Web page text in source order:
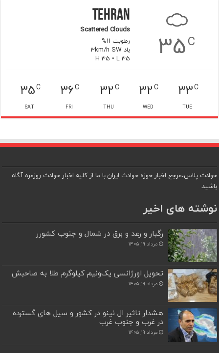
35C
Tehran
Scattered Clouds
رطوبت 11%
باد 3km/h SW
H 35 • L 35
33C
TUE
32C
WED
32C
THU
36C
FRI
35C
SAT
حوادث پلاس،مرجع اخبار حوزه حوادث ایران.با ما از کلیه اخبار حوادث روزمره آگاه
باشید.
نوشته های اخیر
رگبار و رعد و برق در شمال و جنوب کشورر
مرداد ۱۹, ۱۴۰۵
تحویل اورژانسی یک‌ونیم کیلوگرم طلا به صاحبش
مرداد ۱۹, ۱۴۰۵
هشدار تاثیر ال نینو در کشور و سیل های گسترده
در غرب و جنوب غرب
مرداد ۱۹, ۱۴۰۵